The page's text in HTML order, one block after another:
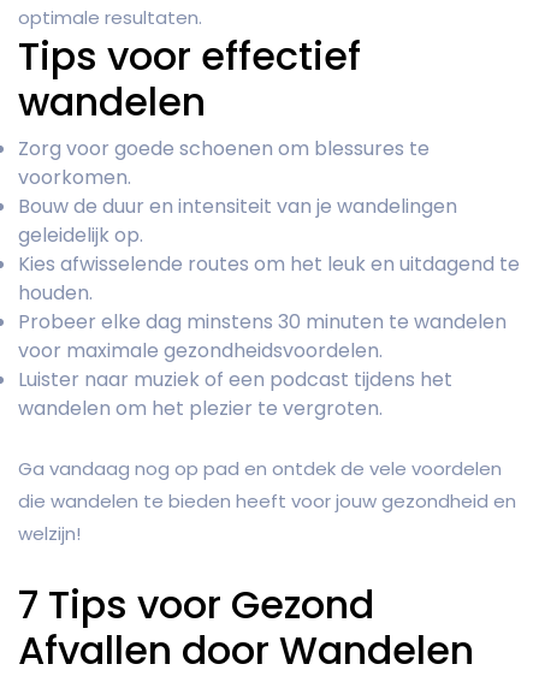
optimale resultaten.
Tips voor effectief
wandelen
Zorg voor goede schoenen om blessures te
voorkomen.
Bouw de duur en intensiteit van je wandelingen
geleidelijk op.
Kies afwisselende routes om het leuk en uitdagend te
houden.
Probeer elke dag minstens 30 minuten te wandelen
voor maximale gezondheidsvoordelen.
Luister naar muziek of een podcast tijdens het
wandelen om het plezier te vergroten.
Ga vandaag nog op pad en ontdek de vele voordelen
die wandelen te bieden heeft voor jouw gezondheid en
welzijn!
7 Tips voor Gezond
Afvallen door Wandelen